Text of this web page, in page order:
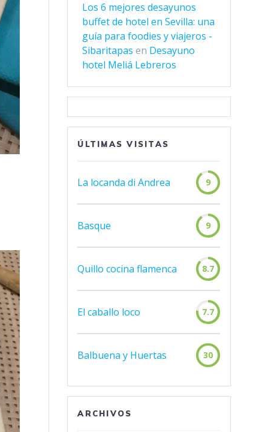
Los 6 mejores desayunos
buffet de hotel en Sevilla: una
guía para foodies y viajeros -
Sibaritapas en Desayuno
hotel Meliá Lebreros
ÚLTIMAS VISITAS
La locanda di Andrea 9
Basque 9
Quillo cocina flamenca 8.7
El caballo loco 7.7
Balbuena y Huertas 30
ARCHIVOS